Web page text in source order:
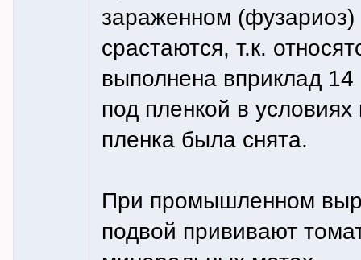
зараженном (фузариоз)
срастаются, т.к.
выполнена вприклад
под пленкой в
пленка была снята.
При промышленном
подвой прививают